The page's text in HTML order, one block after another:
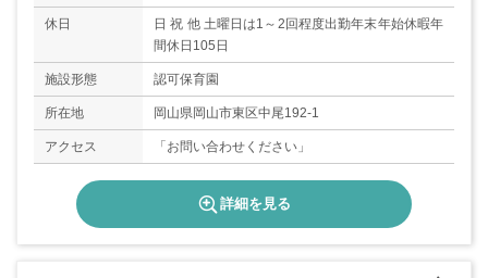
休日
日 祝 他 土曜日は1～2回程度出勤年末年始休暇年
間休日105日
施設形態 認可保育園
所在地 岡山県岡山市東区中尾192-1
アクセス 「お問い合わせください」
詳細を見る